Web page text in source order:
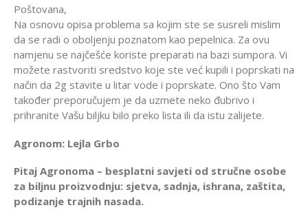
Poštovana,
Na osnovu opisa problema sa kojim ste se susreli mislim
da se radi o oboljenju poznatom kao pepelnica. Za ovu
namjenu se najčešće koriste preparati na bazi sumpora. Vi
možete rastvoriti sredstvo koje ste već kupili i poprskati na
način da 2g stavite u litar vode i poprskate. Ono što Vam
također preporučujem je da uzmete neko đubrivo i
prihranite Vašu biljku bilo preko lista ili da istu zalijete.
Agronom: Lejla Grbo
Pitaj Agronoma – besplatni savjeti od stručne osobe
za biljnu proizvodnju: sjetva, sadnja, ishrana, zaštita,
podizanje trajnih nasada.